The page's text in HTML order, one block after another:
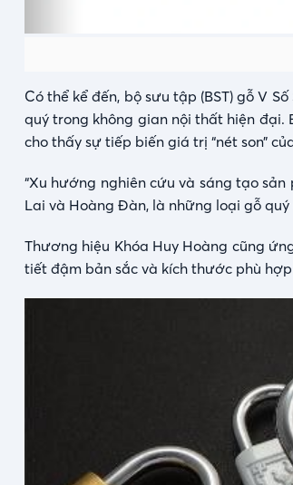
Có thể kể đến, bộ sưu tập (BST) gỗ V
quý trong không gian nội thất hiện đại.
cho thấy sự tiếp biến giá trị “nét son”
“Xu hướng nghiên cứu và sáng tạo
Lai và Hoàng Đàn, là những loại gỗ quý
Thương hiệu Khóa Huy Hoàng cũng
tiết đậm bản sắc và kích thước phù